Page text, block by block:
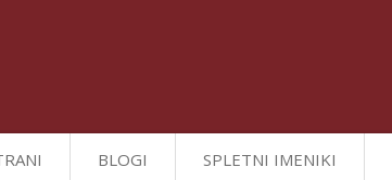
BLOGI SPLETNI IMENIKI